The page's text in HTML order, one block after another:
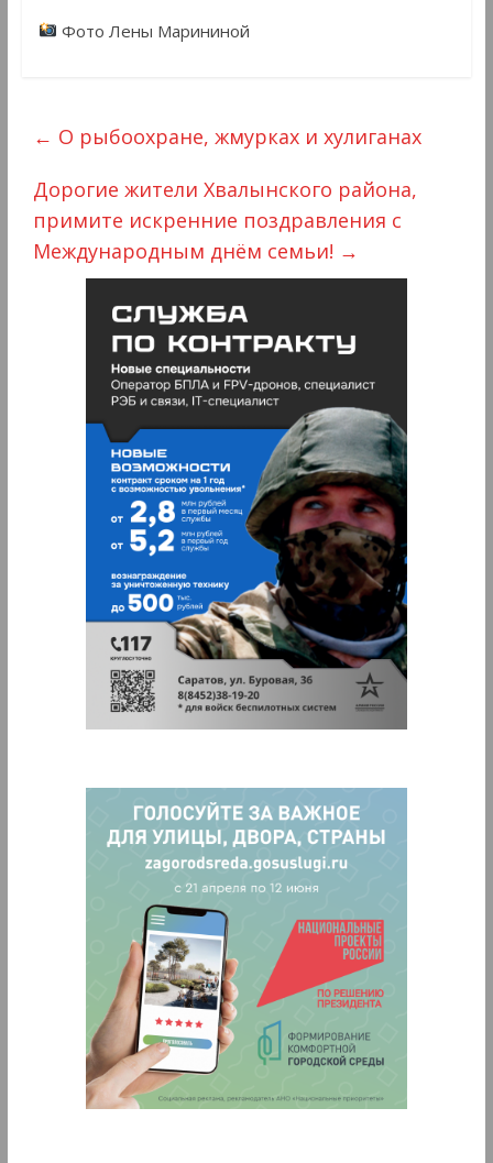
Фото Лены Марининой
← О рыбоохране, жмурках и хулиганах
Дорогие жители Хвалынского района,
примите искренние поздравления с
Международным днём семьи! →